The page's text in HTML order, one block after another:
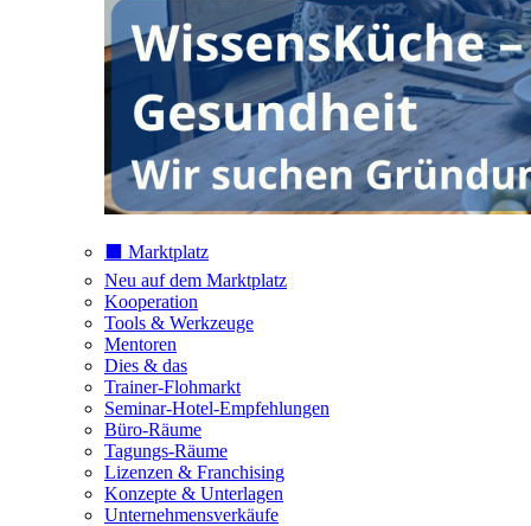
⬛️ Marktplatz
Neu auf dem Marktplatz
Kooperation
Tools & Werkzeuge
Mentoren
Dies & das
Trainer-Flohmarkt
Seminar-Hotel-Empfehlungen
Büro-Räume
Tagungs-Räume
Lizenzen & Franchising
Konzepte & Unterlagen
Unternehmensverkäufe